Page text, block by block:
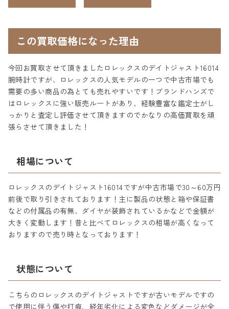
この買取価格になった理由
今回お買取させて頂きましたロレックスのデイトジャスト16014
腕時計ですが、ロレックスの人気モデルの一つで中古市場でも
需要の多い商品の為とても売れやすいです！ブランドハンズで
はロレックスに強い販売ルートがあり、経験豊富な鑑定士がし
っかりと査定し評価させて頂きますのでかなりの高価買取を頑
張らさせて頂きました！
相場について
ロレックスのデイトジャスト16014ですが中古市場で30～60万円
前後で取り引きされております！主に製品の状態と箱や保証書
などの付属品の有無、ダイヤが装飾されているかなどで金額が
大きく変動します！昔と比べてロレックスの相場が高くなって
おりますので売り時となっております！
状態について
こちらのロレックスのデイトジャストですが古いモデルですの
で使用に伴う傷や打痕、経年劣化による変色などダメージが全